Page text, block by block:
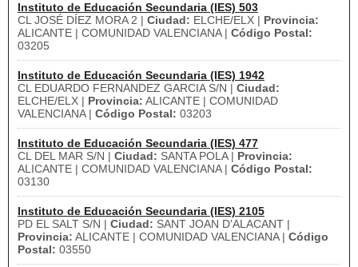
Instituto de Educación Secundaria (IES) 503
CL JOSÉ DÍEZ MORA 2 | Ciudad: ELCHE/ELX | Provincia:
ALICANTE | COMUNIDAD VALENCIANA | Código Postal:
03205
Instituto de Educación Secundaria (IES) 1942
CL EDUARDO FERNANDEZ GARCIA S/N | Ciudad:
ELCHE/ELX | Provincia: ALICANTE | COMUNIDAD
VALENCIANA | Código Postal: 03203
Instituto de Educación Secundaria (IES) 477
CL DEL MAR S/N | Ciudad: SANTA POLA | Provincia:
ALICANTE | COMUNIDAD VALENCIANA | Código Postal:
03130
Instituto de Educación Secundaria (IES) 2105
PD EL SALT S/N | Ciudad: SANT JOAN D'ALACANT |
Provincia: ALICANTE | COMUNIDAD VALENCIANA | Código
Postal: 03550